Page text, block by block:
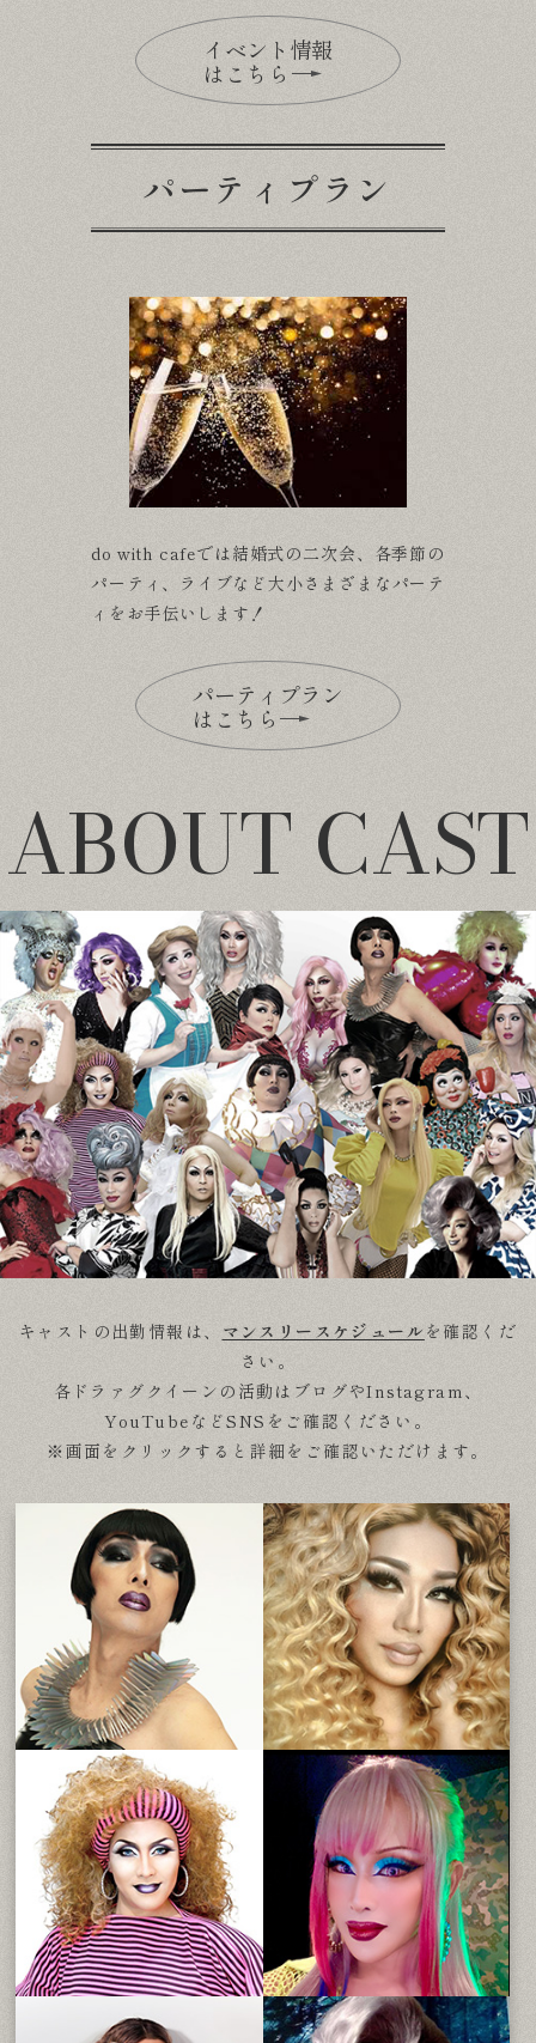
イベント情報
はこちら
パーティプラン
do with cafeでは結婚式の二次会、各季節の
パーティ、ライブなど大小さまざまなパーテ
ィをお手伝いします！
パーティプラン
はこちら
ABOUT CAST
キャストの出勤情報は、 マンスリースケジュールを確認くだ
さい。
各ドラァグクイーンの活動はブログやInstagram、
YouTubeなどSNSをご確認ください。
※画面をクリックすると詳細をご確認いただけます。